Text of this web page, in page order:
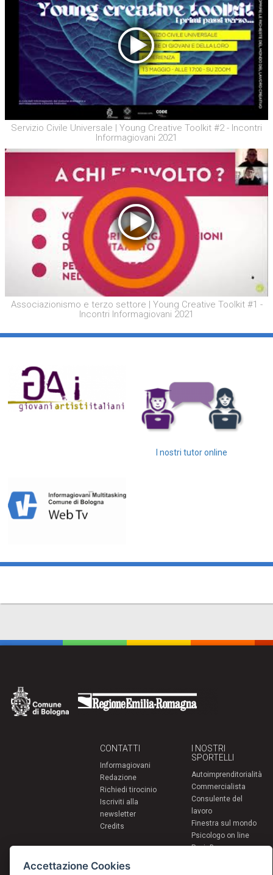
Servizio Civile Universale | Young Creative Toolkit #2 - Incontri
Informagiovani 2021
Associazionismo e terzo settore | Young Creative Toolkit #1 -
Incontri Informagiovani 2021
I nostri tutor online
CONTATTI
Informagiovani
Redazione
Richiedi tirocinio
Iscriviti alla
newsletter
Credits
I NOSTRI
SPORTELLI
Autoimprenditorialità
Commercialista
Consulente del
lavoro
Finestra sul mondo
Psicologo on line
PsyinBo
Accettazione Cookies